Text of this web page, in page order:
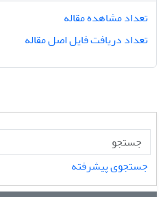
تعداد مشاهده مقاله
تعداد دریافت فایل اصل مقاله
جستجوی پیشرفته